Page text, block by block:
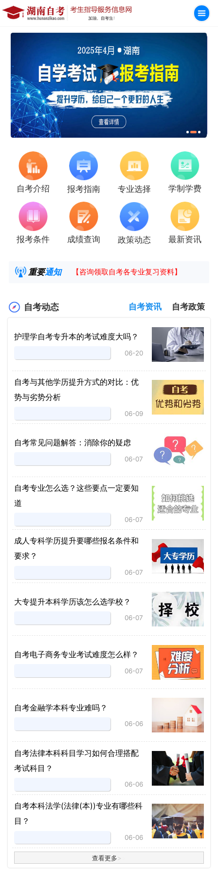
自考介绍 报考指南 专业选择 学制学费
报考条件 成绩查询 政策动态 最新资讯
重要通知
2025年4月湖南自考课程安排及教材目录已
【咨询领取自考各专业复习资料】
自考动态 自考资讯 自考政策
护理学自考专升本的考试难度大吗？
06-20
自考与其他学历提升方式的对比：优
势与劣势分析
06-09
自考常见问题解答：消除你的疑虑
06-07
自考专业怎么选？这些要点一定要知
道
06-07
成人专科学历提升要哪些报名条件和
要求？
06-07
大专提升本科学历该怎么选学校？
06-07
自考电子商务专业考试难度怎么样？
06-07
自考金融学本科专业难吗？
06-06
自考法律本科科目学习如何合理搭配
考试科目？
06-06
​自考本科法学(法律(本))专业有哪些科
目？
06-06
查看更多>